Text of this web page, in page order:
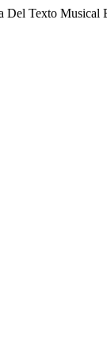
Del Texto